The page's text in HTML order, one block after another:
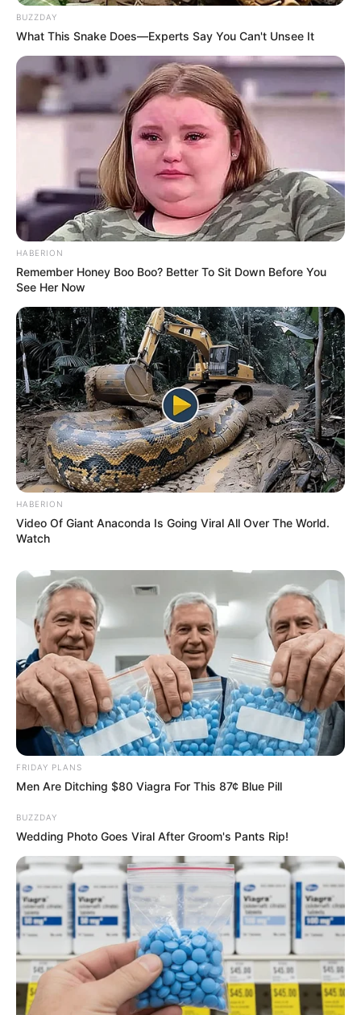
BUZZDAY
What This Snake Does—Experts Say You Can't Unsee It
HABERION
Remember Honey Boo Boo? Better To Sit Down Before You
See Her Now
HABERION
Video Of Giant Anaconda Is Going Viral All Over The World.
Watch
FRIDAY PLANS
Men Are Ditching $80 Viagra For This 87¢ Blue Pill
BUZZDAY
Wedding Photo Goes Viral After Groom's Pants Rip!